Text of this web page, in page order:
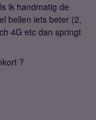
ik handmatig de
bellen iets beter (2,
4G etc dan springt
?